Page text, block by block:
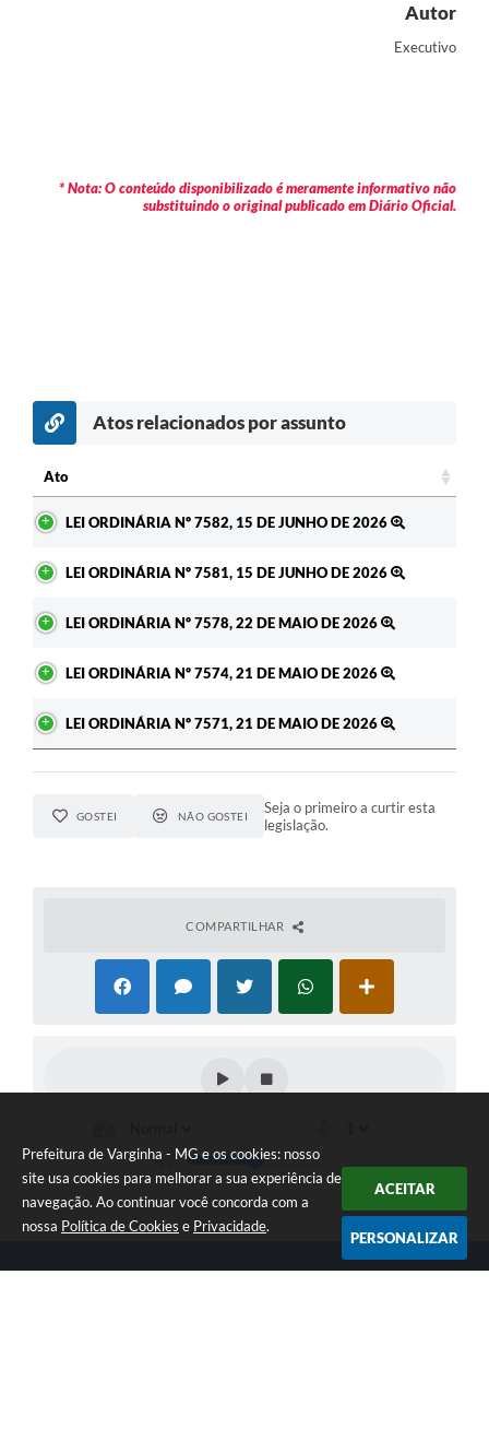
Prefeitura de Varginha - MG e os cookies: nosso
site usa cookies para melhorar a sua experiência de
navegação. Ao continuar você concorda com a
nossa Política de Cookies e Privacidade.
ACEITAR
PERSONALIZAR
Autor
Executivo
* Nota: O conteúdo disponibilizado é meramente informativo não
substituindo o original publicado em Diário Oficial.
Atos relacionados por assunto
Ato
LEI ORDINÁRIA Nº 7582, 15 DE JUNHO DE 2026
LEI ORDINÁRIA Nº 7581, 15 DE JUNHO DE 2026
LEI ORDINÁRIA Nº 7578, 22 DE MAIO DE 2026
LEI ORDINÁRIA Nº 7574, 21 DE MAIO DE 2026
LEI ORDINÁRIA Nº 7571, 21 DE MAIO DE 2026
GOSTEI NÃO GOSTEI
Seja o primeiro a curtir esta
legislação.
COMPARTILHAR